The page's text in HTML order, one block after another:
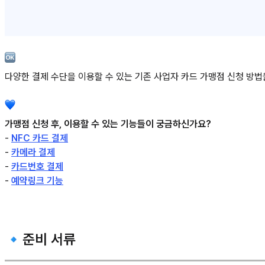
다양한 결제 수단을 이용할 수 있는 기존 사업자 카드 가맹점 신청 방
가맹점 신청 후, 이용할 수 있는 기능들이 궁금하신가요?
- NFC 카드 결제
- 카메라 결제
- 카드번호 결제
- 예약링크 기능
🔹준비 서류